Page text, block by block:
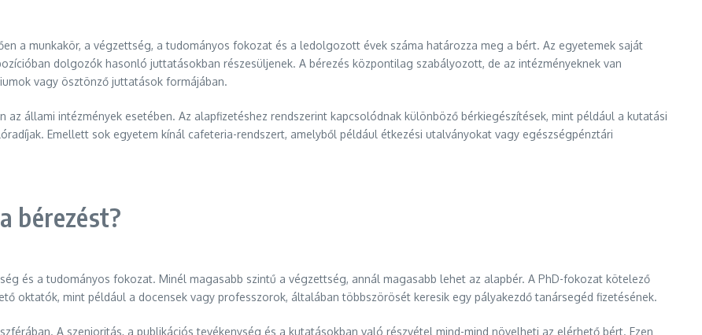
a munkakör, a végzettség, a tudományos fokozat és a ledolgozott évek száma határozza meg a bért. Az egyetemek saját
dolgozók hasonló juttatásokban részesüljenek. A bérezés központilag szabályozott, de az intézményeknek van
vagy ösztönző juttatások formájában.
állami intézmények esetében. Az alapfizetéshez rendszerint kapcsolódnak különböző bérkiegészítések, mint például a kutatási
Emellett sok egyetem kínál cafeteria-rendszert, amelyből például étkezési utalványokat vagy egészségpénztári
bérezést?
és a tudományos fokozat. Minél magasabb szintű a végzettség, annál magasabb lehet az alapbér. A PhD-fokozat kötelező
oktatók, mint például a docensek vagy professzorok, általában többszörösét keresik egy pályakezdő tanársegéd fizetésének.
A szenioritás, a publikációs tevékenység és a kutatásokban való részvétel mind-mind növelheti az elérhető bért. Ezen